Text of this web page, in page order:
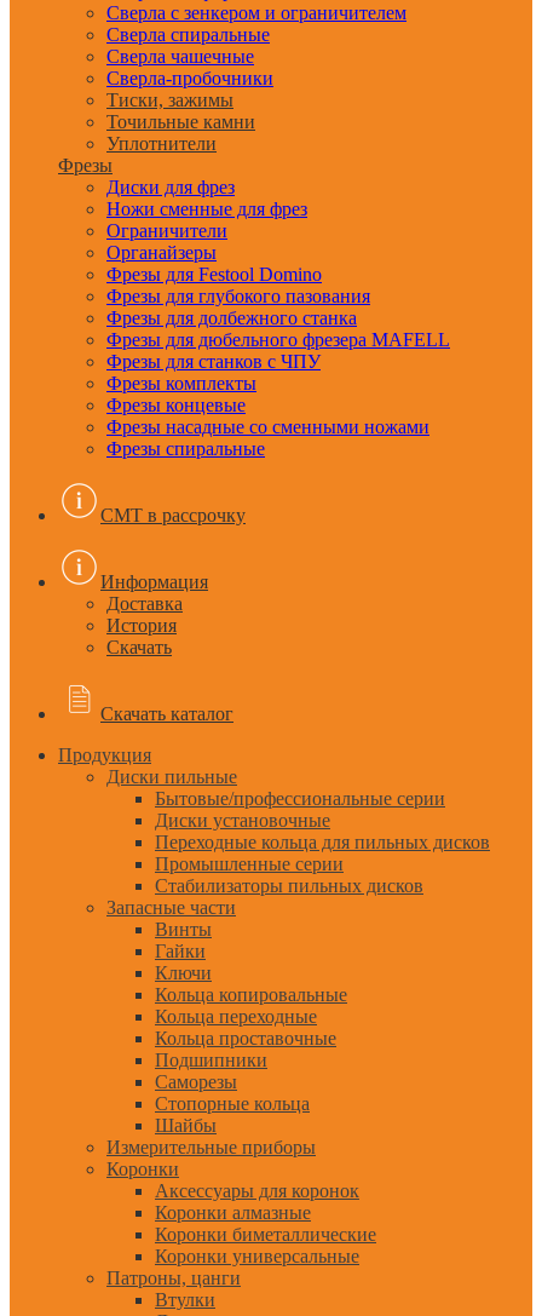
Сверла с зенкером и ограничителем
Сверла спиральные
Сверла чашечные
Сверла-пробочники
Тиски, зажимы
Точильные камни
Уплотнители
Фрезы
Диски для фрез
Ножи сменные для фрез
Ограничители
Органайзеры
Фрезы для Festool Domino
Фрезы для глубокого пазования
Фрезы для долбежного станка
Фрезы для дюбельного фрезера MAFELL
Фрезы для станков с ЧПУ
Фрезы комплекты
Фрезы концевые
Фрезы насадные со сменными ножами
Фрезы спиральные
CMT в рассрочку
Информация
Доставка
История
Скачать
Скачать каталог
Продукция
Диски пильные
Бытовые/профессиональные серии
Диски установочные
Переходные кольца для пильных дисков
Промышленные серии
Стабилизаторы пильных дисков
Запасные части
Винты
Гайки
Ключи
Кольца копировальные
Кольца переходные
Кольца проставочные
Подшипники
Саморезы
Стопорные кольца
Шайбы
Измерительные приборы
Коронки
Аксессуары для коронок
Коронки алмазные
Коронки биметаллические
Коронки универсальные
Патроны, цанги
Втулки